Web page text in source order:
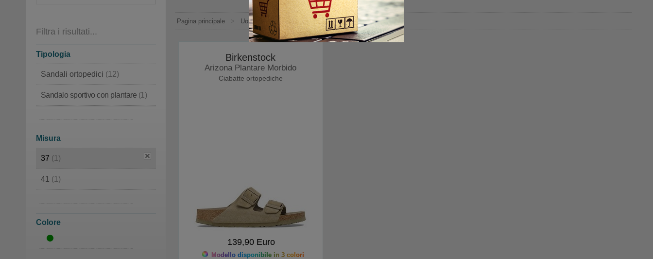
Filtra i risultati...
Tipologia
Sandali ortopedici (12)
Sandalo sportivo con plantare (1)
Ciabatte ortopediche
Misura
37 (1)
41 (1)
44(2)
Colore
Pagina principale > Uomo Sandali > Sandali a ciabatta
Birkenstock
Arizona Plantare Morbido
Ciabatte ortopediche
139,90 Euro
Modello disponibile in 3 colori